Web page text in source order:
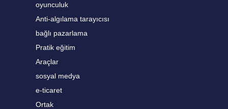
oyunculuk
Anti-algılama tarayıcısı
bağlı pazarlama
Pratik eğitim
Araçlar
sosyal medya
e-ticaret
Ortak